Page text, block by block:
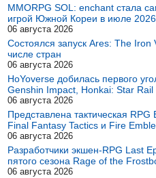
MMORPG SOL: enchant стала
игрой Южной Кореи в июле 2026
06 августа 2026
Состоялся запуск Ares: The
числе стран
06 августа 2026
HoYoverse добилась первого
Genshin Impact, Honkai: Star
06 августа 2026
Представлена тактическая
Final Fantasy Tactics и Fire
06 августа 2026
Разработчики экшен-RPG Last
пятого сезона Rage of the
06 августа 2026